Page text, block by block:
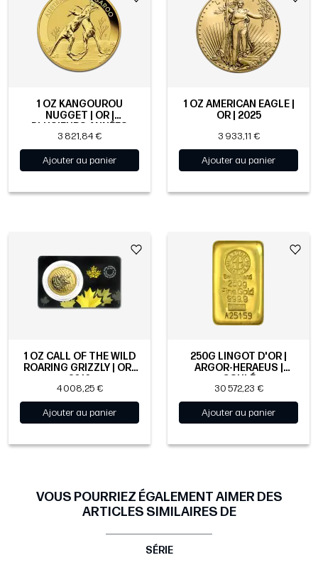
1 OZ KANGOUROU
NUGGET | OR |
PLUSIEURS ANNÉES
3 821,84 €
Ajouter au panier
1 OZ AMERICAN EAGLE |
OR | 2025
3 933,11 €
Ajouter au panier
1 OZ CALL OF THE WILD
ROARING GRIZZLY | OR |
2016
4 008,25 €
Ajouter au panier
250G LINGOT D'OR |
ARGOR-HERAEUS |
COULÉ
30 572,23 €
Ajouter au panier
VOUS POURRIEZ ÉGALEMENT AIMER DES
ARTICLES SIMILAIRES DE
SÉRIE